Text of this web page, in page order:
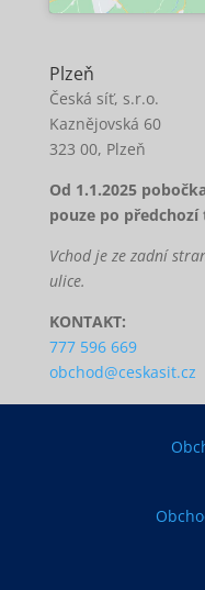
Plzeň
Česká síť, s.r.o.
Kaznějovská 60
323 00, Plzeň
Od 1.1.2025
pouze po
Vchod je ze zadní
ulice.
KONTAKT:
777 596 669
obchod@ceskasit.cz